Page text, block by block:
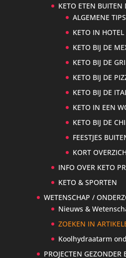
KETO ETEN BUITEN
ALGEMENE TIPS
KETO IN HOTEL
KETO BIJ DE
KETO BIJ DE
KETO BIJ DE
KETO BIJ DE
KETO IN EEN
KETO BIJ DE
FEESTJES
KORT
INFO OVER KETO
KETO & SPORTEN
WETENSCHAP /
Nieuws &
ZOEKEN IN
Koolhydraatarm
PROJECTEN GEZONDER